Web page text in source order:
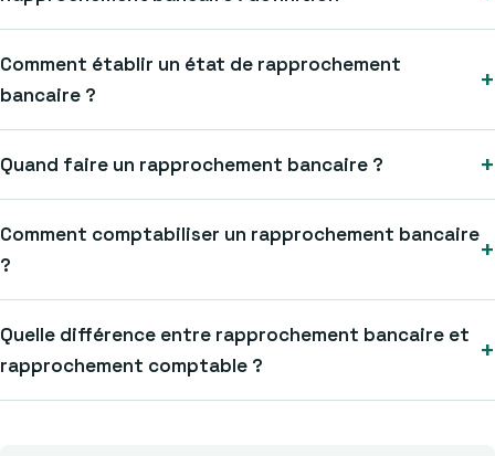
Comment établir un état de rapprochement
bancaire ?
+
Quand faire un rapprochement bancaire ? +
Comment comptabiliser un rapprochement bancaire
?
+
Quelle différence entre rapprochement bancaire et
rapprochement comptable ?
+